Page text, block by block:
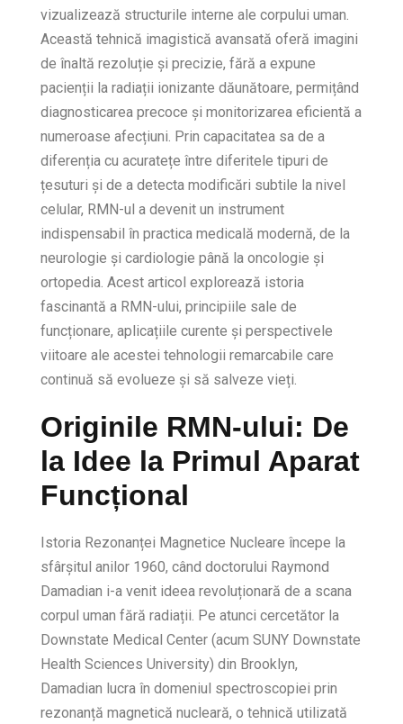
vizualizează structurile interne ale corpului uman.
Această tehnică imagistică avansată oferă imagini
de înaltă rezoluție și precizie, fără a expune
pacienții la radiații ionizante dăunătoare, permițând
diagnosticarea precoce și monitorizarea eficientă a
numeroase afecțiuni. Prin capacitatea sa de a
diferenția cu acuratețe între diferitele tipuri de
țesuturi și de a detecta modificări subtile la nivel
celular, RMN-ul a devenit un instrument
indispensabil în practica medicală modernă, de la
neurologie și cardiologie până la oncologie și
ortopedia. Acest articol explorează istoria
fascinantă a RMN-ului, principiile sale de
funcționare, aplicațiile curente și perspectivele
viitoare ale acestei tehnologii remarcabile care
continuă să evolueze și să salveze vieți.
Originile RMN-ului: De
la Idee la Primul Aparat
Funcțional
Istoria Rezonanței Magnetice Nucleare începe la
sfârșitul anilor 1960, când doctorului Raymond
Damadian i-a venit ideea revoluționară de a scana
corpul uman fără radiații. Pe atunci cercetător la
Downstate Medical Center (acum SUNY Downstate
Health Sciences University) din Brooklyn,
Damadian lucra în domeniul spectroscopiei prin
rezonanță magnetică nucleară, o tehnică utilizată